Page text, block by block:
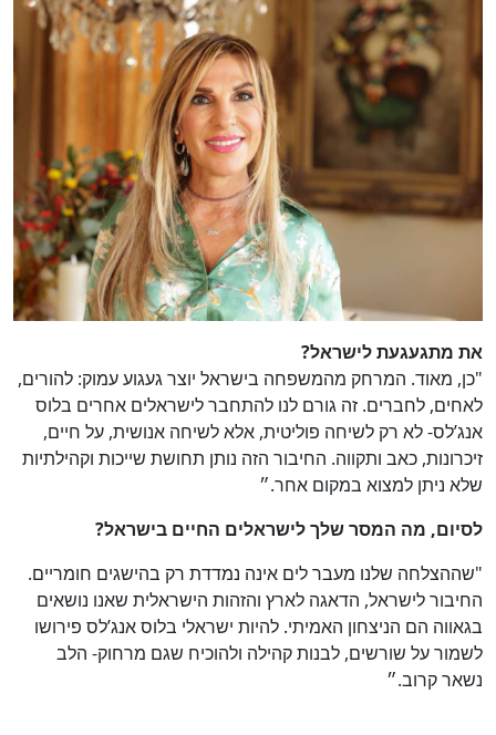
את מתגעגעת לישראל?
"כן, מאוד. המרחק מהמשפחה בישראל יוצר געגוע עמוק: להורים,
לאחים, לחברים. זה גורם לנו להתחבר לישראלים אחרים בלוס
אנג’לס- לא רק לשיחה פוליטית, אלא לשיחה אנושית, על חיים,
זיכרונות, כאב ותקווה. החיבור הזה נותן תחושת שייכות וקהילתיות
שלא ניתן למצוא במקום אחר.״
לסיום, מה המסר שלך לישראלים החיים בישראל?
"שההצלחה שלנו מעבר לים אינה נמדדת רק בהישגים חומריים.
החיבור לישראל, הדאגה לארץ והזהות הישראלית שאנו נושאים
בגאווה הם הניצחון האמיתי. להיות ישראלי בלוס אנג’לס פירושו
לשמור על שורשים, לבנות קהילה ולהוכיח שגם מרחוק- הלב
נשאר קרוב.״